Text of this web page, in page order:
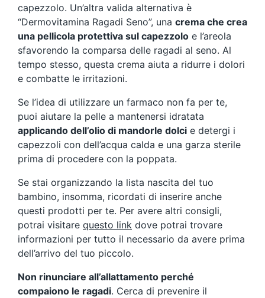
capezzolo. Un’altra valida alternativa è
“Dermovitamina Ragadi Seno”, una crema che crea
una pellicola protettiva sul capezzolo e l’areola
sfavorendo la comparsa delle ragadi al seno. Al
tempo stesso, questa crema aiuta a ridurre i dolori
e combatte le irritazioni.
Se l’idea di utilizzare un farmaco non fa per te,
puoi aiutare la pelle a mantenersi idratata
applicando dell’olio di mandorle dolci e detergi i
capezzoli con dell’acqua calda e una garza sterile
prima di procedere con la poppata.
Se stai organizzando la lista nascita del tuo
bambino, insomma, ricordati di inserire anche
questi prodotti per te. Per avere altri consigli,
potrai visitare questo link dove potrai trovare
informazioni per tutto il necessario da avere prima
dell’arrivo del tuo piccolo.
Non rinunciare all’allattamento perché
compaiono le ragadi. Cerca di prevenire il